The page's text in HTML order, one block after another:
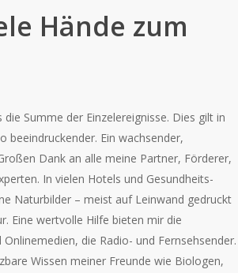
Hände zum
Summe der Einzelereignisse. Dies gilt in
beeindruckender. Ein wachsender,
Dank an alle meine Partner, Förderer,
In vielen Hotels und Gesundheits-
Naturbilder – meist auf Leinwand gedruckt
Eine wertvolle Hilfe bieten mir die
die Radio- und Fernsehsender.
Wissen meiner Freunde wie Biologen,